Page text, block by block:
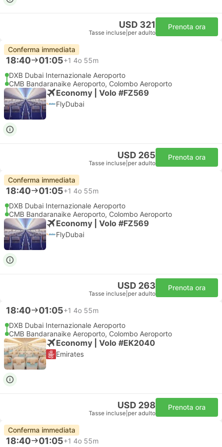
USD 321
Tasse incluse per adulto
Prenota ora
Conferma immediata
18:40 01:05+1 4o 55m
DXB Dubai Internazionale Aeroporto
CMB Bandaranaike Aeroporto, Colombo Aeroporto
Economy | Volo #FZ569
FlyDubai
USD 265
Tasse incluse per adulto
Prenota ora
Conferma immediata
18:40 01:05+1 4o 55m
DXB Dubai Internazionale Aeroporto
CMB Bandaranaike Aeroporto, Colombo Aeroporto
Economy | Volo #FZ569
FlyDubai
USD 263
Tasse incluse per adulto
Prenota ora
18:40 01:05+1 4o 55m
DXB Dubai Internazionale Aeroporto
CMB Bandaranaike Aeroporto, Colombo Aeroporto
Economy | Volo #EK2040
Emirates
USD 298
Tasse incluse per adulto
Prenota ora
Conferma immediata
18:40 01:05+1 4o 55m